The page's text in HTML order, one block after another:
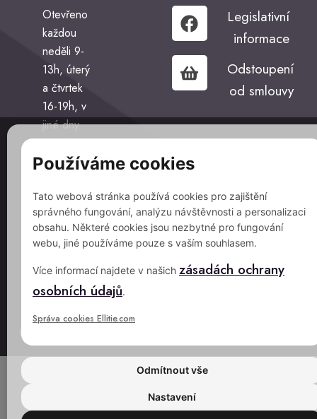
Otevřeno
každou
neděli 9-
13h, úterý
a čtvrtek
16-19h, v
jiné dny
po tel
domluvě.
otevřena
v
provozní
době
střelnice.
F
a
c
e
b
o
k
S
h
o
p
p
n
g
-
b
a
s
k
e
t
Legislativní
informace
Odstoupení
od smlouvy
Používáme cookies
Tato webová stránka používá cookies pro zajištění
správného fungování, analýzu návštěvnosti a personalizaci
obsahu. Některé cookies jsou nezbytné pro fungování
webu, jiné používáme pouze s vaším souhlasem.
Více informací najdete v našich zásadách ochrany
osobních údajů.
Správa cookies Ellitie.com
Odmítnout vše
Nastavení